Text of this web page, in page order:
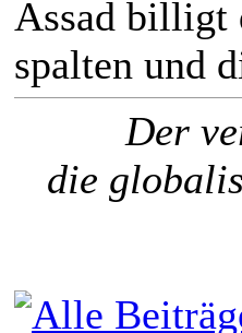
Assad billigt
spalten und
Der
die